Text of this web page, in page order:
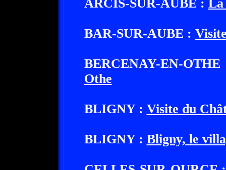
ARCIS-SUR-AUBE : La
BAR-SUR-AUBE :
BERCENAY-EN-
Othe
BLIGNY : Visite du
BLIGNY : Bligny, le